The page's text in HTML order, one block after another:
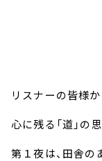
TBS
お知らせ
イベント
YouTube
リスナーの皆様
心に残る「道」の
第１夜は、田舎